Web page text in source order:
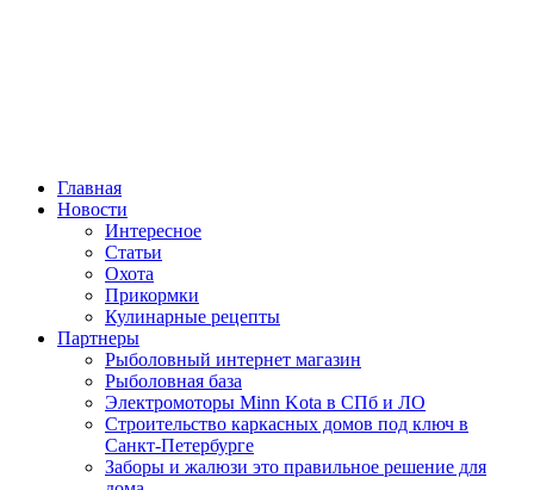
Главная
Новости
Интересное
Статьи
Охота
Прикормки
Кулинарные рецепты
Партнеры
Рыболовный интернет магазин
Рыболовная база
Электромоторы Minn Kota в СПб и ЛО
Строительство каркасных домов под ключ в
Санкт-Петербурге
Заборы и жалюзи это правильное решение для